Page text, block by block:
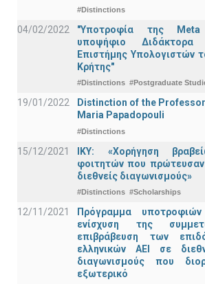
#Distinctions
04/02/2022
"Υποτροφία της
υποψήφιο
Επιστήμης Υπολογιστών
Κρήτης"
#Distinctions #Postgraduate
19/01/2022
Distinction of the
Maria Papadopouli
#Distinctions
15/12/2021
IKY: «Χορήγηση
φοιτητών που πρώτευσαν
διεθνείς διαγωνισμούς»
#Distinctions #Scholarships
12/11/2021
Πρόγραμμα
ενίσχυση της
επιβράβευση των
ελληνικών ΑΕΙ σε
διαγωνισμούς που
εξωτερικό